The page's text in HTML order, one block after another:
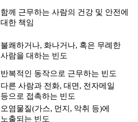
함께 근무하는 사람의 건강 및 안전에
대한 책임
불쾌하거나, 화나거나, 혹은 무례한
사람을 대하는 빈도
반복적인 동작으로 근무하는 빈도
다른 사람과 전화, 대면, 전자메일
등으로 접촉하는 빈도
오염물질(가스, 먼지, 악취 등)에
노출되는 빈도